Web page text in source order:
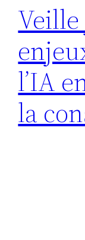
l’IA
la